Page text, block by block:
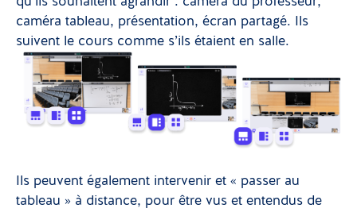
caméra tableau, présentation, écran partagé. Ils
suivent le cours comme s’ils étaient en salle.
Ils peuvent également intervenir et « passer au
tableau » à distance, pour être vus et entendus de